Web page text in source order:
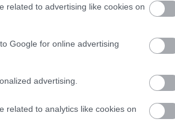
related to advertising like cookies on
Google for online advertising
advertising.
related to analytics like cookies on
Ötödik
A sárga
lesz
hanem
kellett,
fog